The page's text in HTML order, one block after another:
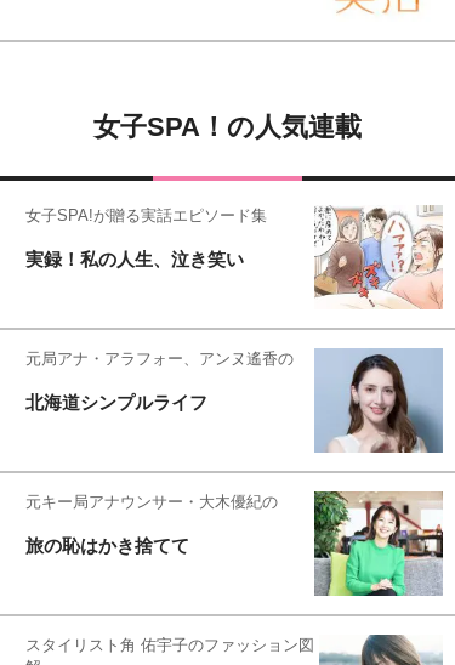
女子SPA！の人気連載
女子SPA!が贈る実話エピソード集
実録！私の人生、泣き笑い
元局アナ・アラフォー、アンヌ遙香の
北海道シンプルライフ
元キー局アナウンサー・大木優紀の
旅の恥はかき捨てて
スタイリスト角 佑宇子のファッション図